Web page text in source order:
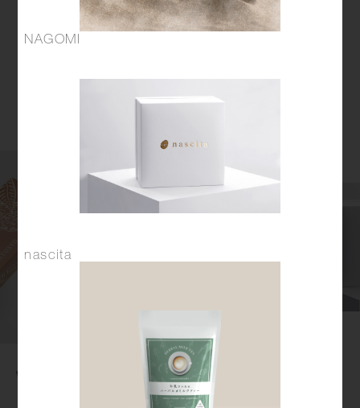
NAGOMI
nascita